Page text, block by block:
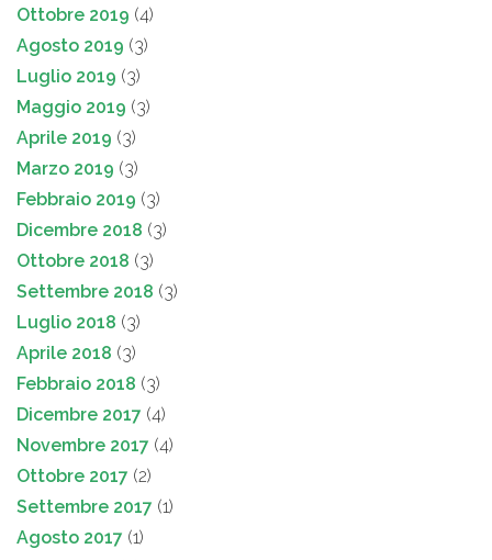
Ottobre 2019 (4)
Agosto 2019 (3)
Luglio 2019 (3)
Maggio 2019 (3)
Aprile 2019 (3)
Marzo 2019 (3)
Febbraio 2019 (3)
Dicembre 2018 (3)
Ottobre 2018 (3)
Settembre 2018 (3)
Luglio 2018 (3)
Aprile 2018 (3)
Febbraio 2018 (3)
Dicembre 2017 (4)
Novembre 2017 (4)
Ottobre 2017 (2)
Settembre 2017 (1)
Agosto 2017 (1)